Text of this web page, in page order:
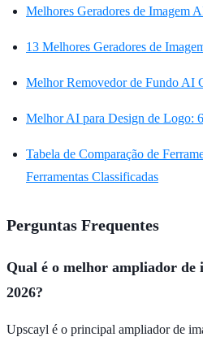
Melhores Geradores de Imagem
13 Melhores Geradores de
Melhor Removedor de Fundo AI
Melhor AI para Design de Logo: 6
Tabela de Comparação de
Ferramentas Classificadas
Perguntas Frequentes
Qual é o melhor ampliador de
2026?
Upscayl é o principal ampliador de